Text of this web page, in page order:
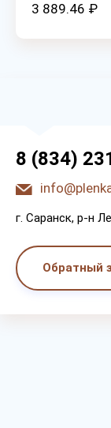
3 889.46 ₽
8 (834)
г. Capaнcк, p-н
Обратный